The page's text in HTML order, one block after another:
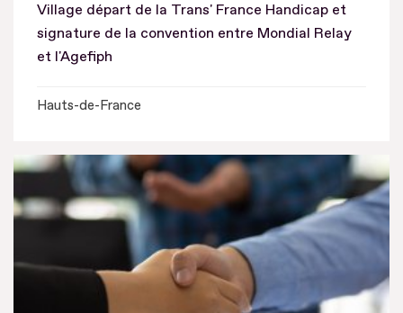
Village départ de la Trans' France Handicap et
signature de la convention entre Mondial Relay
et l'Agefiph
Hauts-de-France